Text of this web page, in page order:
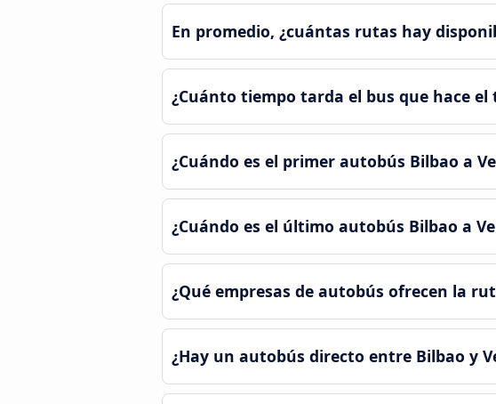
En promedio, ¿cuántas rutas hay
¿Cuánto tiempo tarda el bus que hace el
¿Cuándo es el primer autobús Bilbao a
¿Cuándo es el último autobús Bilbao a
¿Qué empresas de autobús ofrecen la
¿Hay un autobús directo entre Bilbao y